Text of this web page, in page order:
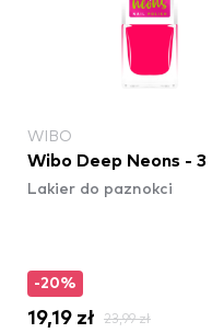
WIBO
Wibo Deep Neons - 3
Lakier do paznokci
-20%
19,19 zł 23,99 zł